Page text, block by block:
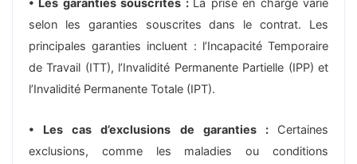
• Les garanties souscrites : La prise en charge varie
selon les garanties souscrites dans le contrat. Les
principales garanties incluent : l’Incapacité Temporaire
de Travail (ITT), l’Invalidité Permanente Partielle (IPP) et
l’Invalidité Permanente Totale (IPT).
• Les cas d’exclusions de garanties : Certaines
exclusions, comme les maladies ou conditions